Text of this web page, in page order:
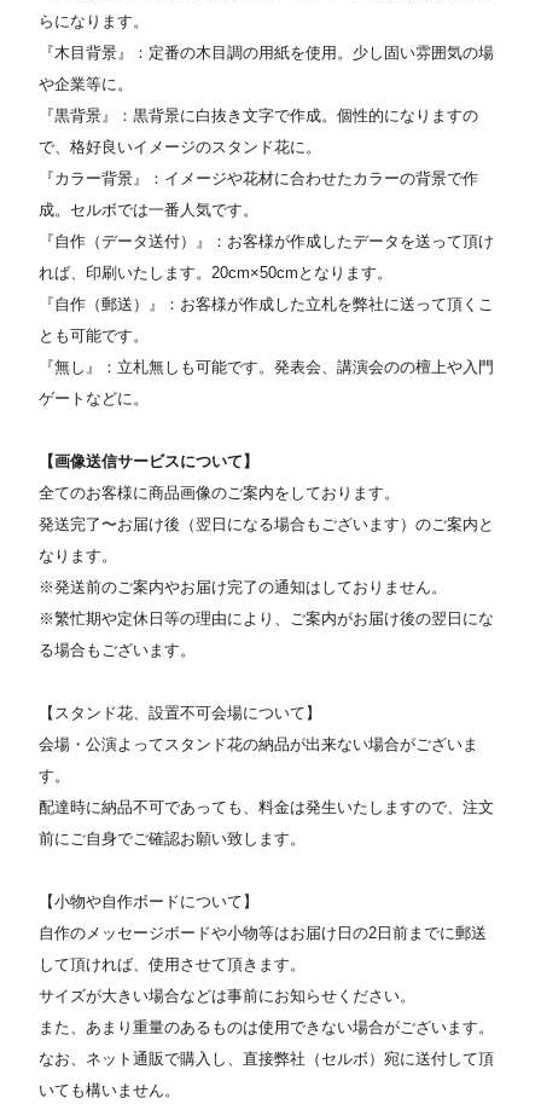
らになります。
『木目背景』：定番の木目調の用紙を使用。少し固い雰囲気の場
や企業等に。
『黒背景』：黒背景に白抜き文字で作成。個性的になりますの
で、格好良いイメージのスタンド花に。
『カラー背景』：イメージや花材に合わせたカラーの背景で作
成。セルボでは一番人気です。
『自作（データ送付）』：お客様が作成したデータを送って頂け
れば、印刷いたします。20cm×50cmとなります。
『自作（郵送）』：お客様が作成した立札を弊社に送って頂くこ
とも可能です。
『無し』：立札無しも可能です。発表会、講演会のの檀上や入門
ゲートなどに。
【画像送信サービスについて】
全てのお客様に商品画像のご案内をしております。
発送完了〜お届け後（翌日になる場合もございます）のご案内と
なります。
※発送前のご案内やお届け完了の通知はしておりません。
※繁忙期や定休日等の理由により、ご案内がお届け後の翌日にな
る場合もございます。
【スタンド花、設置不可会場について】
会場・公演よってスタンド花の納品が出来ない場合がございま
す。
配達時に納品不可であっても、料金は発生いたしますので、注文
前にご自身でご確認お願い致します。
【小物や自作ボードについて】
自作のメッセージボードや小物等はお届け日の2日前までに郵送
して頂ければ、使用させて頂きます。
サイズが大きい場合などは事前にお知らせください。
また、あまり重量のあるものは使用できない場合がございます。
なお、ネット通販で購入し、直接弊社（セルボ）宛に送付して頂
いても構いません。